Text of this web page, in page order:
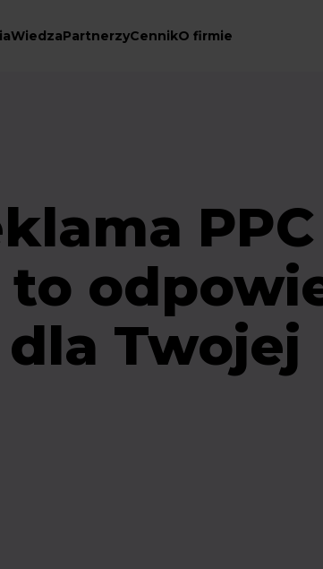
WiedzaPartnerzyCennikO firmie
PPC
to
Twojej